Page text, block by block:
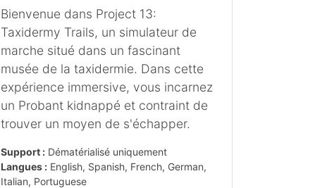
Bienvenue dans Project 13:
Taxidermy Trails, un simulateur de
marche situé dans un fascinant
musée de la taxidermie. Dans cette
expérience immersive, vous incarnez
un Probant kidnappé et contraint de
trouver un moyen de s'échapper.
Support : Dématérialisé uniquement
Langues : English, Spanish, French, German,
Italian, Portuguese